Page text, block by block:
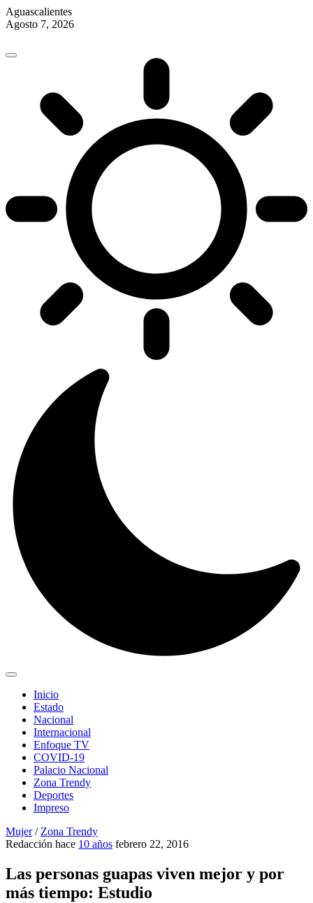
Aguascalientes
Agosto 7, 2026
content
Inicio
Estado
Nacional
Internacional
Enfoque TV
COVID-19
Palacio Nacional
Zona Trendy
Deportes
Impreso
Mujer/Zona Trendy
Redacción hace 10 años febrero 22, 2016
Las personas guapas viven mejor y por
más tiempo: Estudio